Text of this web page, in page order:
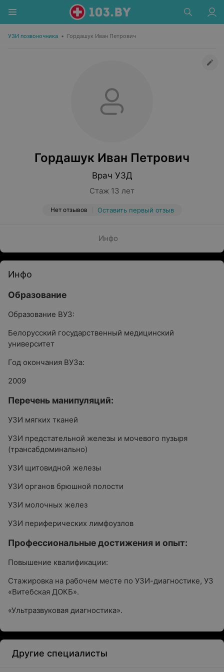
УЗИ позвоночника • Гордашук Иван Петрович
Гордашук Иван Петрович
Врач УЗД
Стаж 13 лет
Нет отзывов Оставить первый отзыв
Инфо
Инфо
Образование
Образование ВУЗ:
Белорусский государственный медицинский
университет
Год окончания ВУЗа:
2009
Перечень манипуляций:
УЗИ мягких тканей
УЗИ предстательной железы и мочевого пузыря
(трансабдоминально)
УЗИ щитовидной железы
УЗИ органов брюшной полости
УЗИ молочных желез
УЗИ периферических лимфоузлов
Профессиональные достижения и опыт:
Повышение квалификации:
Стажировка на рабочем месте по УЗИ-диагностике, УЗ
«Витебская ДОКБ».
«Ультразвуковая диагностика».
Другие специалисты